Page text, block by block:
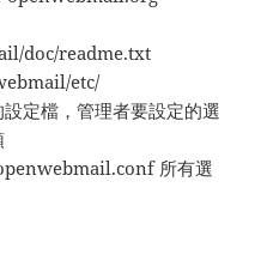
doc/readme.txt
etc/
定檔，管理者要設定的選
所有選